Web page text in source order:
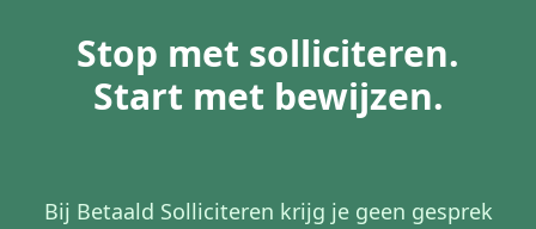
Stop met solliciteren.
Start met bewijzen.
Bij Betaald Solliciteren krijg je geen gesprek